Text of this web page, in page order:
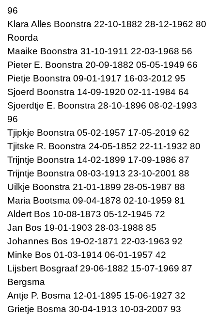
96
Klara Alles Boonstra 22-10-1882 28-12-1962 80
Roorda
Maaike Boonstra 31-10-1911 22-03-1968 56
Pieter E. Boonstra 20-09-1882 05-05-1949 66
Pietje Boonstra 09-01-1917 16-03-2012 95
Sjoerd Boonstra 14-09-1920 02-11-1984 64
Sjoerdtje E. Boonstra 28-10-1896 08-02-1993
96
Tjipkje Boonstra 05-02-1957 17-05-2019 62
Tjitske R. Boonstra 24-05-1852 22-11-1932 80
Trijntje Boonstra 14-02-1899 17-09-1986 87
Trijntje Boonstra 08-03-1913 23-10-2001 88
Uilkje Boonstra 21-01-1899 28-05-1987 88
Maria Bootsma 09-04-1878 02-10-1959 81
Aldert Bos 10-08-1873 05-12-1945 72
Jan Bos 19-01-1903 28-03-1988 85
Johannes Bos 19-02-1871 22-03-1963 92
Minke Bos 01-03-1914 06-01-1957 42
Lijsbert Bosgraaf 29-06-1882 15-07-1969 87
Bergsma
Antje P. Bosma 12-01-1895 15-06-1927 32
Grietje Bosma 30-04-1913 10-03-2007 93